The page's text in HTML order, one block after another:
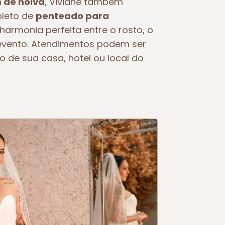
de penteado para
perfeita entre o rosto, o
Atendimentos podem ser
de sua casa, hotel ou local do